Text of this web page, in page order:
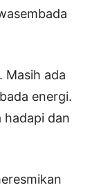
Masih ada
energi.
hadapi dan